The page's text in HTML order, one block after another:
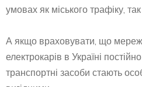
умовах як міського трафіку,
А якщо враховувати, що
електрокарів в Україні
транспортні засоби стають